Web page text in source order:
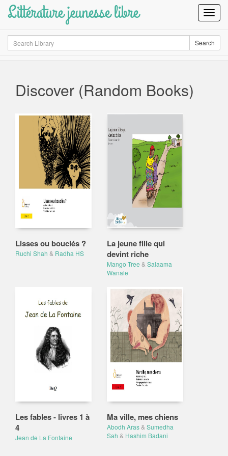
Littérature jeunesse libre
Search Search
Discover (Random Books)
Lisses ou bouclés ?
Ruchi Shah & Radha HS
La jeune fille qui
devint riche
Mango Tree & Salaama
Wanale
Les fables - livres 1 à
4
Jean de La Fontaine
Ma ville, mes chiens
Abodh Aras& Sumedha
Sah & Hashim Badani